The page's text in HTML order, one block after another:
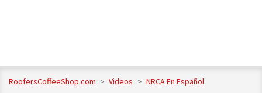
RoofersCoffeeShop.com > Videos > NRCA En Español